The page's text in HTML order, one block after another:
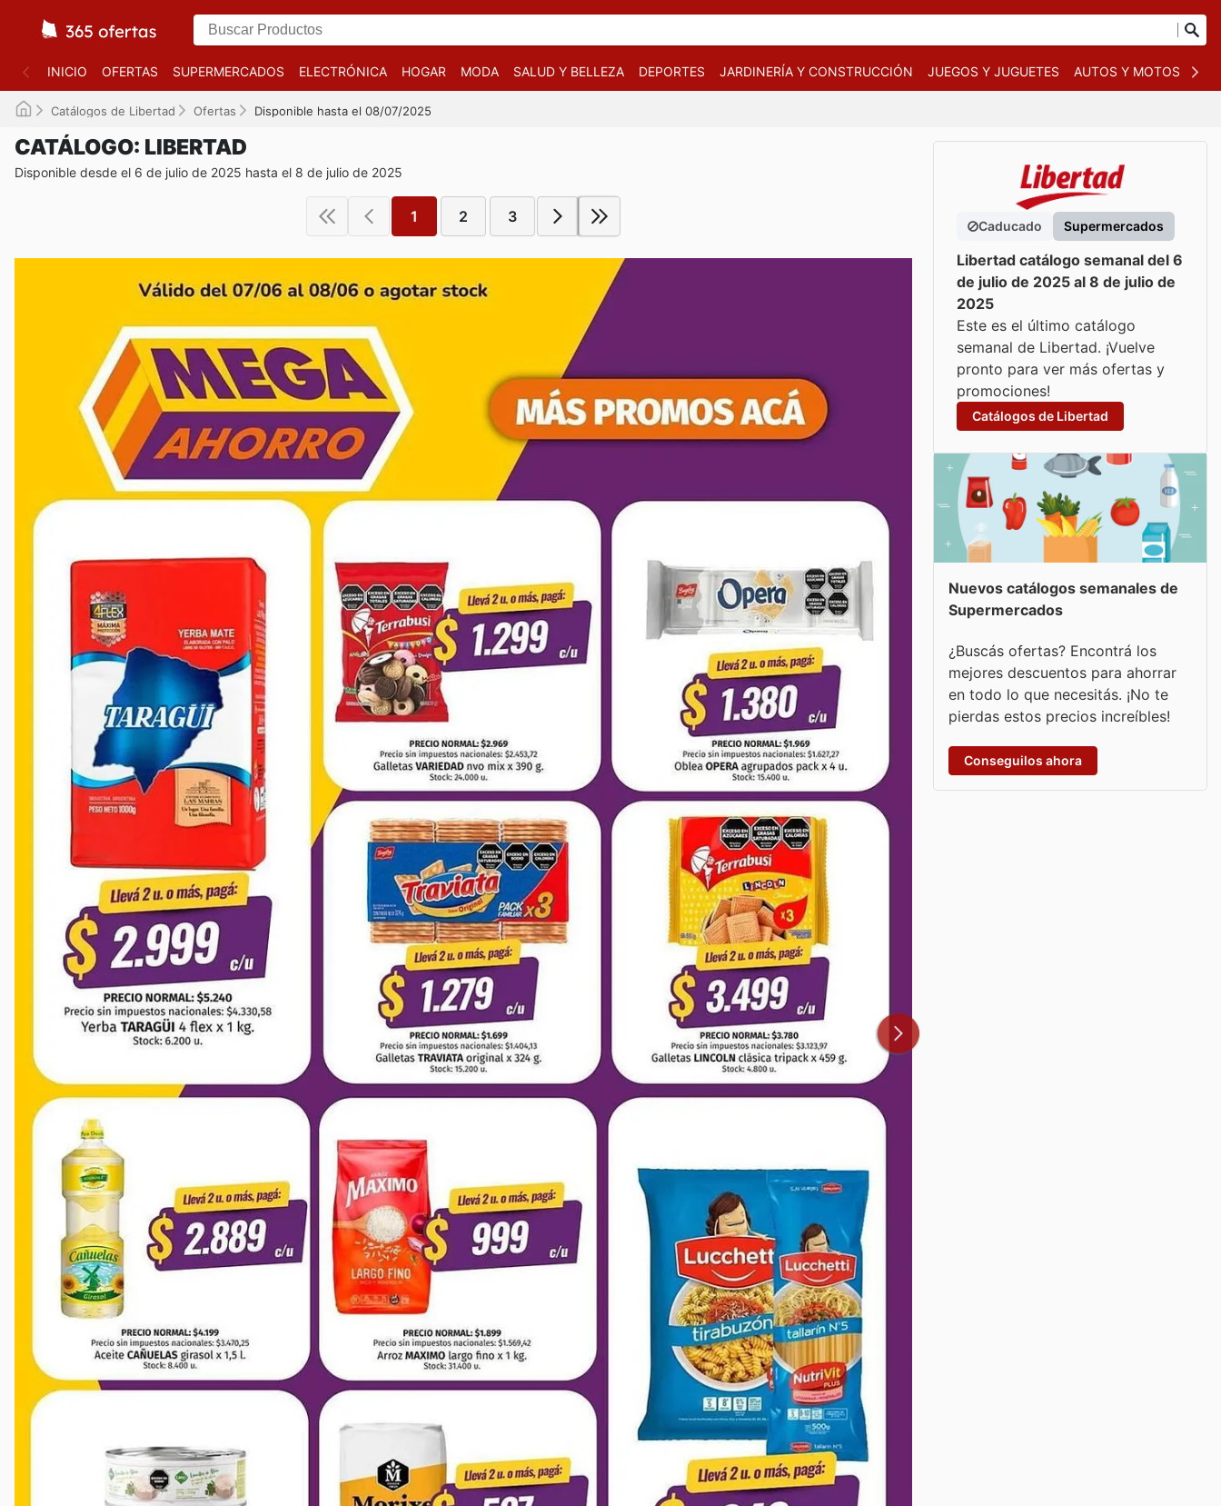
INICIO OFERTAS SUPERMERCADOS ELECTRÓNICA HOGAR MODA SALUD Y BELLEZA DEPORTES JARDINERÍA Y CONSTRUCCIÓN JUEGOS Y JUGUETES AUTOS Y MOTOS
Catálogos de Libertad Ofertas Disponible hasta el 08/07/2025
CATÁLOGO: LIBERTAD
Disponible desde el 6 de julio de 2025 hasta el 8 de julio de 2025
1 2 3
Caducado Supermercados
Libertad catálogo semanal del 6
de julio de 2025 al 8 de julio de
2025
Este es el último catálogo
semanal de Libertad. ¡Vuelve
pronto para ver más ofertas y
promociones!
Catálogos de Libertad
Nuevos catálogos semanales de
Supermercados
¿Buscás ofertas? Encontrá los
mejores descuentos para ahorrar
en todo lo que necesitás. ¡No te
pierdas estos precios increíbles!
Conseguilos ahora